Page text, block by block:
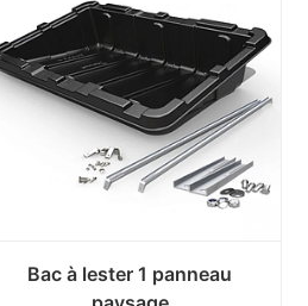
Bac à lester 1 panneau